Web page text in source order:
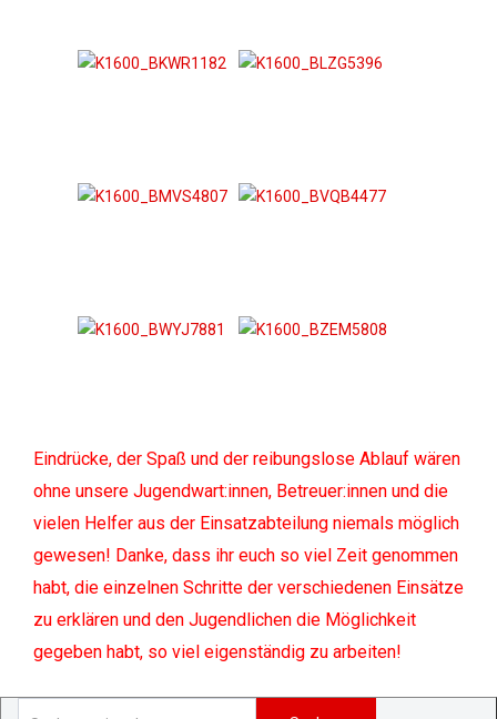
Eindrücke, der Spaß und der reibungslose Ablauf wären
ohne unsere Jugendwart:innen, Betreuer:innen und die
vielen Helfer aus der Einsatzabteilung niemals möglich
gewesen! Danke, dass ihr euch so viel Zeit genommen
habt, die einzelnen Schritte der verschiedenen Einsätze
zu erklären und den Jugendlichen die Möglichkeit
gegeben habt, so viel eigenständig zu arbeiten!